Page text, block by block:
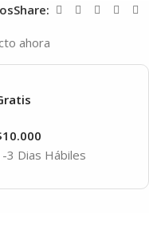
Share:
ahora
3 Dias Hábiles